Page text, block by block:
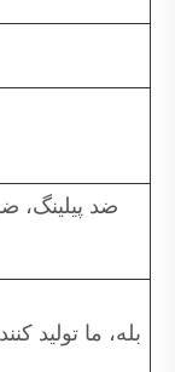
ضد
بله، ما تولید